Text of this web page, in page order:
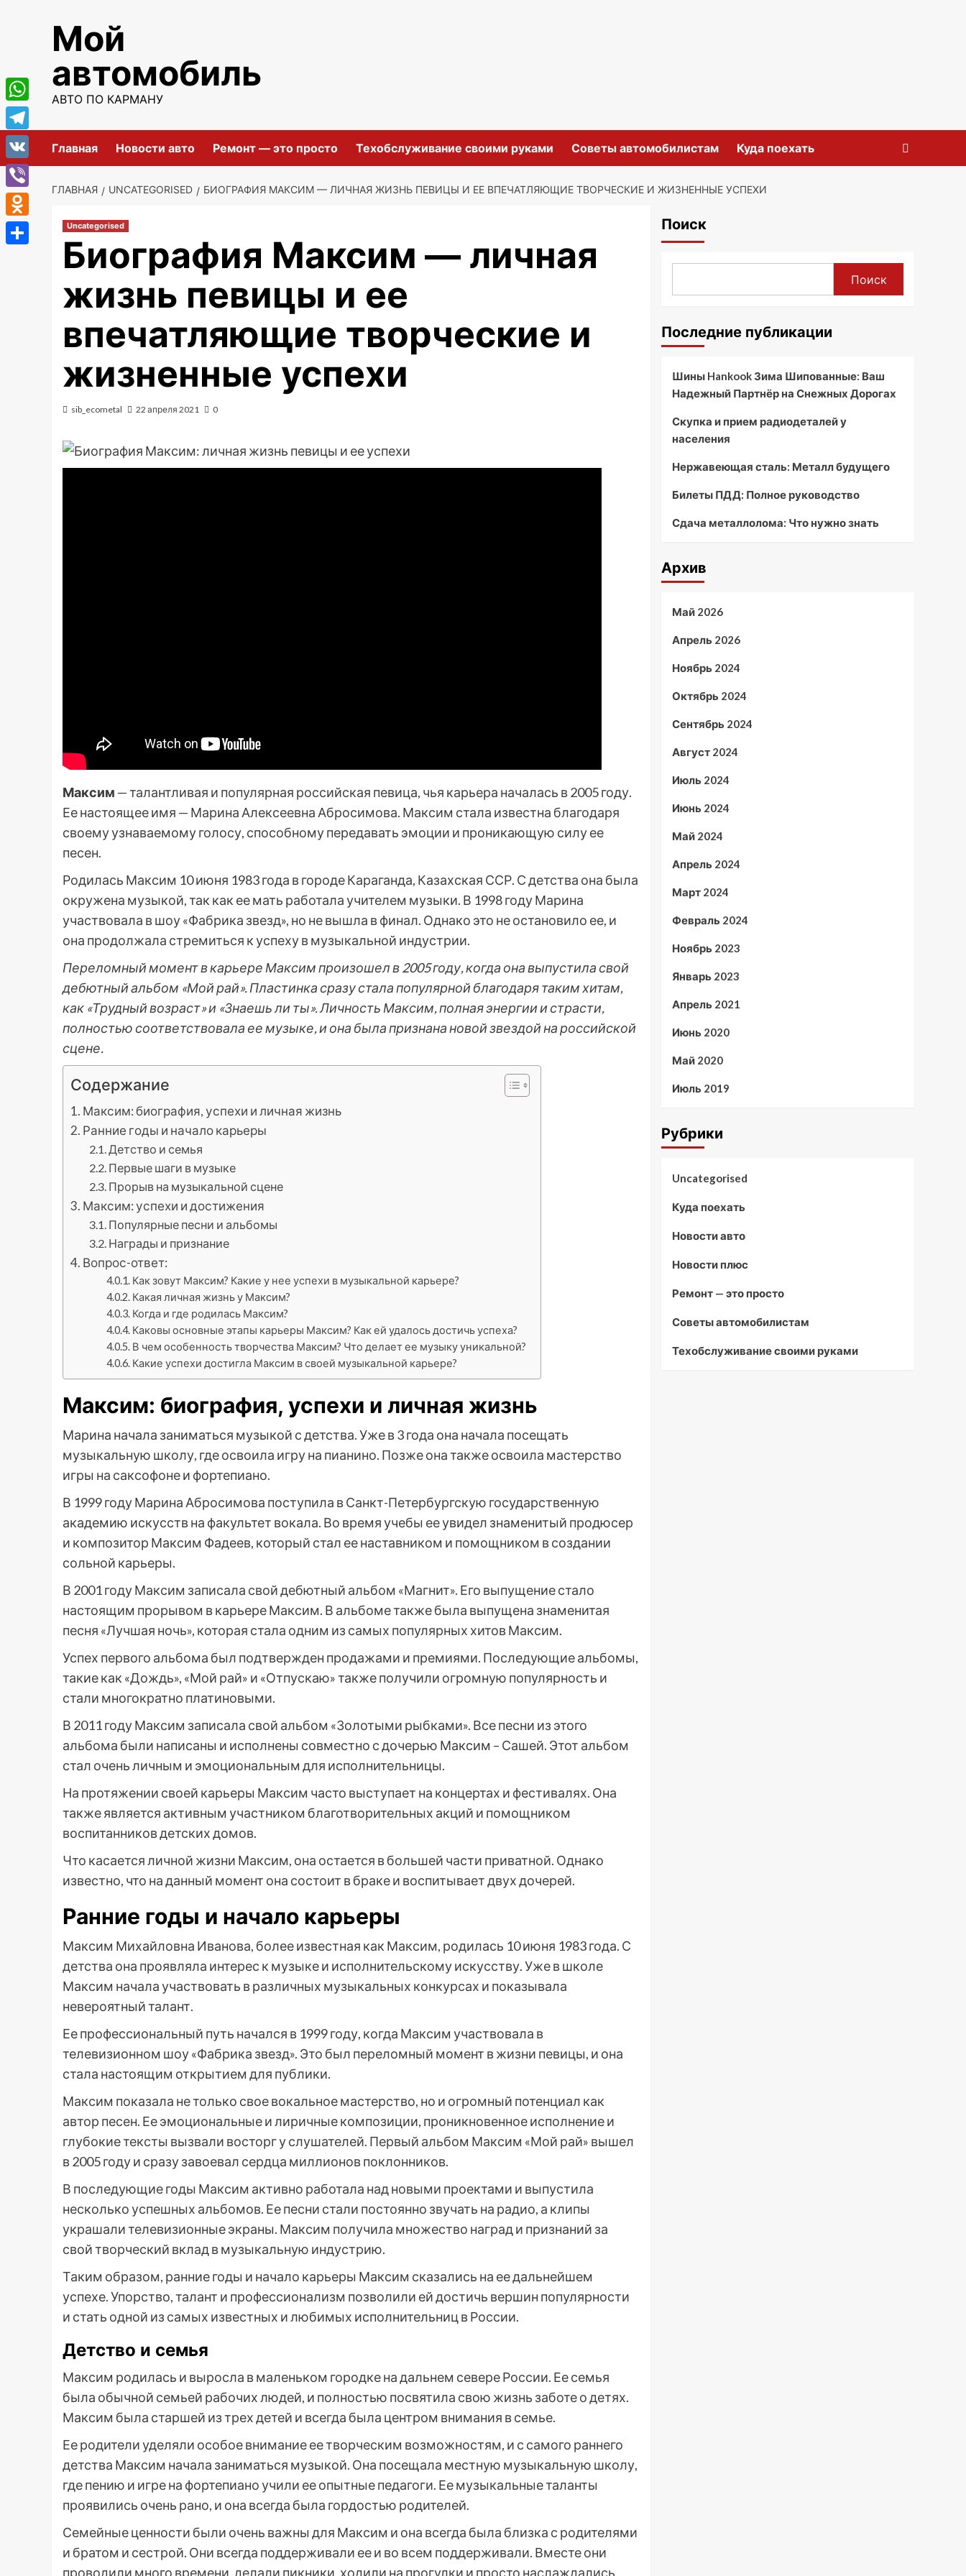
содержимомуМой
автомобиль
АВТО ПО КАРМАНУ
Главная Новости авто Ремонт — это просто Техобслуживание своими руками Советы автомобилистам Куда поехать
ГЛАВНАЯ UNCATEGORISED БИОГРАФИЯ МАКСИМ — ЛИЧНАЯ ЖИЗНЬ ПЕВИЦЫ И ЕЕ ВПЕЧАТЛЯЮЩИЕ ТВОРЧЕСКИЕ И ЖИЗНЕННЫЕ УСПЕХИ
Uncategorised
Биография Максим — личная
жизнь певицы и ее
впечатляющие творческие и
жизненные успехи
sib_ecometal 22 апреля 2021 0
Максим — талантливая и популярная российская певица, чья карьера началась в 2005 году.
Ее настоящее имя — Марина Алексеевна Абросимова. Максим стала известна благодаря
своему узнаваемому голосу, способному передавать эмоции и проникающую силу ее
песен.
Родилась Максим 10 июня 1983 года в городе Караганда, Казахская ССР. С детства она была
окружена музыкой, так как ее мать работала учителем музыки. В 1998 году Марина
участвовала в шоу «Фабрика звезд», но не вышла в финал. Однако это не остановило ее, и
она продолжала стремиться к успеху в музыкальной индустрии.
Переломный момент в карьере Максим произошел в 2005 году, когда она выпустила свой
дебютный альбом «Мой рай». Пластинка сразу стала популярной благодаря таким хитам,
как «Трудный возраст» и «Знаешь ли ты». Личность Максим, полная энергии и страсти,
полностью соответствовала ее музыке, и она была признана новой звездой на российской
сцене.
Содержание
Максим: биография, успехи и личная жизнь
Ранние годы и начало карьеры
Детство и семья
Первые шаги в музыке
Прорыв на музыкальной сцене
Максим: успехи и достижения
Популярные песни и альбомы
Награды и признание
Вопрос-ответ:
Как зовут Максим? Какие у нее успехи в музыкальной карьере?
Какая личная жизнь у Максим?
Когда и где родилась Максим?
Каковы основные этапы карьеры Максим? Как ей удалось достичь успеха?
В чем особенность творчества Максим? Что делает ее музыку уникальной?
Какие успехи достигла Максим в своей музыкальной карьере?
Максим: биография, успехи и личная жизнь
Марина начала заниматься музыкой с детства. Уже в 3 года она начала посещать
музыкальную школу, где освоила игру на пианино. Позже она также освоила мастерство
игры на саксофоне и фортепиано.
В 1999 году Марина Абросимова поступила в Санкт-Петербургскую государственную
академию искусств на факультет вокала. Во время учебы ее увидел знаменитый продюсер
и композитор Максим Фадеев, который стал ее наставником и помощником в создании
сольной карьеры.
В 2001 году Максим записала свой дебютный альбом «Магнит». Его выпущение стало
настоящим прорывом в карьере Максим. В альбоме также была выпущена знаменитая
песня «Лучшая ночь», которая стала одним из самых популярных хитов Максим.
Успех первого альбома был подтвержден продажами и премиями. Последующие альбомы,
такие как «Дождь», «Мой рай» и «Отпускаю» также получили огромную популярность и
стали многократно платиновыми.
В 2011 году Максим записала свой альбом «Золотыми рыбками». Все песни из этого
альбома были написаны и исполнены совместно с дочерью Максим – Сашей. Этот альбом
стал очень личным и эмоциональным для исполнительницы.
На протяжении своей карьеры Максим часто выступает на концертах и фестивалях. Она
также является активным участником благотворительных акций и помощником
воспитанников детских домов.
Что касается личной жизни Максим, она остается в большей части приватной. Однако
известно, что на данный момент она состоит в браке и воспитывает двух дочерей.
Ранние годы и начало карьеры
Максим Михайловна Иванова, более известная как Максим, родилась 10 июня 1983 года. С
детства она проявляла интерес к музыке и исполнительскому искусству. Уже в школе
Максим начала участвовать в различных музыкальных конкурсах и показывала
невероятный талант.
Ее профессиональный путь начался в 1999 году, когда Максим участвовала в
телевизионном шоу «Фабрика звезд». Это был переломный момент в жизни певицы, и она
стала настоящим открытием для публики.
Максим показала не только свое вокальное мастерство, но и огромный потенциал как
автор песен. Ее эмоциональные и лиричные композиции, проникновенное исполнение и
глубокие тексты вызвали восторг у слушателей. Первый альбом Максим «Мой рай» вышел
в 2005 году и сразу завоевал сердца миллионов поклонников.
В последующие годы Максим активно работала над новыми проектами и выпустила
несколько успешных альбомов. Ее песни стали постоянно звучать на радио, а клипы
украшали телевизионные экраны. Максим получила множество наград и признаний за
свой творческий вклад в музыкальную индустрию.
Таким образом, ранние годы и начало карьеры Максим сказались на ее дальнейшем
успехе. Упорство, талант и профессионализм позволили ей достичь вершин популярности
и стать одной из самых известных и любимых исполнительниц в России.
Детство и семья
Максим родилась и выросла в маленьком городке на дальнем севере России. Ее семья
была обычной семьей рабочих людей, и полностью посвятила свою жизнь заботе о детях.
Максим была старшей из трех детей и всегда была центром внимания в семье.
Ее родители уделяли особое внимание ее творческим возможностям, и с самого раннего
детства Максим начала заниматься музыкой. Она посещала местную музыкальную школу,
где пению и игре на фортепиано учили ее опытные педагоги. Ее музыкальные таланты
проявились очень рано, и она всегда была гордостью родителей.
Семейные ценности были очень важны для Максим и она всегда была близка с родителями
и братом и сестрой. Они всегда поддерживали ее и во всем поддерживали. Вместе они
проводили много времени, делали пикники, ходили на прогулки и просто наслаждались
Поиск
Поиск
Последние публикации
Шины Hankook Зима Шипованные: Ваш
Надежный Партнёр на Снежных Дорогах
Скупка и прием радиодеталей у
населения
Нержавеющая сталь: Металл будущего
Билеты ПДД: Полное руководство
Сдача металлолома: Что нужно знать
Архив
Май 2026
Апрель 2026
Ноябрь 2024
Октябрь 2024
Сентябрь 2024
Август 2024
Июль 2024
Июнь 2024
Май 2024
Апрель 2024
Март 2024
Февраль 2024
Ноябрь 2023
Январь 2023
Апрель 2021
Июнь 2020
Май 2020
Июль 2019
Рубрики
Uncategorised
Куда поехать
Новости авто
Новости плюс
Ремонт — это просто
Советы автомобилистам
Техобслуживание своими руками
WhatsApp
Telegram
VK
Viber
Odnoklassniki